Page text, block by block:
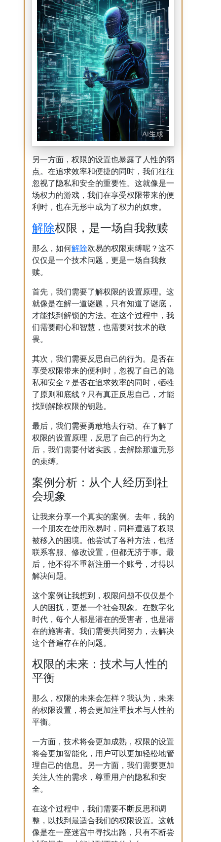
另一方面，权限的设置也暴露了人性的弱
点。在追求效率和便捷的同时，我们往往
忽视了隐私和安全的重要性。这就像是一
场权力的游戏，我们在享受权限带来的便
利时，也在无形中成为了权力的奴隶。
解除权限，是一场自我救赎
那么，如何解除欧易的权限束缚呢？这不
仅仅是一个技术问题，更是一场自我救
赎。
首先，我们需要了解权限的设置原理。这
就像是在解一道谜题，只有知道了谜底，
才能找到解锁的方法。在这个过程中，我
们需要耐心和智慧，也需要对技术的敬
畏。
其次，我们需要反思自己的行为。是否在
享受权限带来的便利时，忽视了自己的隐
私和安全？是否在追求效率的同时，牺牲
了原则和底线？只有真正反思自己，才能
找到解除权限的钥匙。
最后，我们需要勇敢地去行动。在了解了
权限的设置原理，反思了自己的行为之
后，我们需要付诸实践，去解除那道无形
的束缚。
案例分析：从个人经历到社
会现象
让我来分享一个真实的案例。去年，我的
一个朋友在使用欧易时，同样遭遇了权限
被移入的困境。他尝试了各种方法，包括
联系客服、修改设置，但都无济于事。最
后，他不得不重新注册一个账号，才得以
解决问题。
这个案例让我想到，权限问题不仅仅是个
人的困扰，更是一个社会现象。在数字化
时代，每个人都是潜在的受害者，也是潜
在的施害者。我们需要共同努力，去解决
这个普遍存在的问题。
权限的未来：技术与人性的
平衡
那么，权限的未来会怎样？我认为，未来
的权限设置，将会更加注重技术与人性的
平衡。
一方面，技术将会更加成熟，权限的设置
将会更加智能化，用户可以更加轻松地管
理自己的信息。另一方面，我们需要更加
关注人性的需求，尊重用户的隐私和安
全。
在这个过程中，我们需要不断反思和调
整，以找到最适合我们的权限设置。这就
像是在一座迷宫中寻找出路，只有不断尝